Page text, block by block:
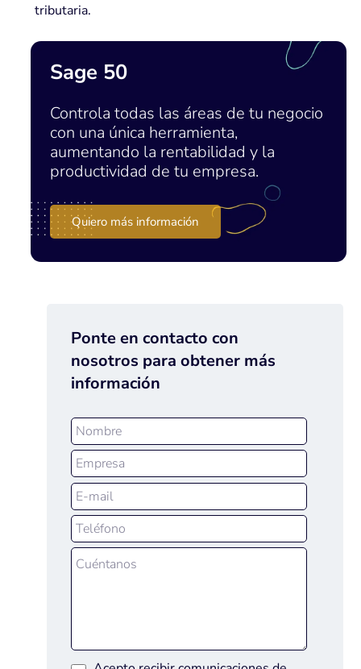
tributaria.
Sage 50
Controla todas las áreas de tu negocio
con una única herramienta,
aumentando la rentabilidad y la
productividad de tu empresa.
Quiero más información
Ponte en contacto con
nosotros para obtener más
información